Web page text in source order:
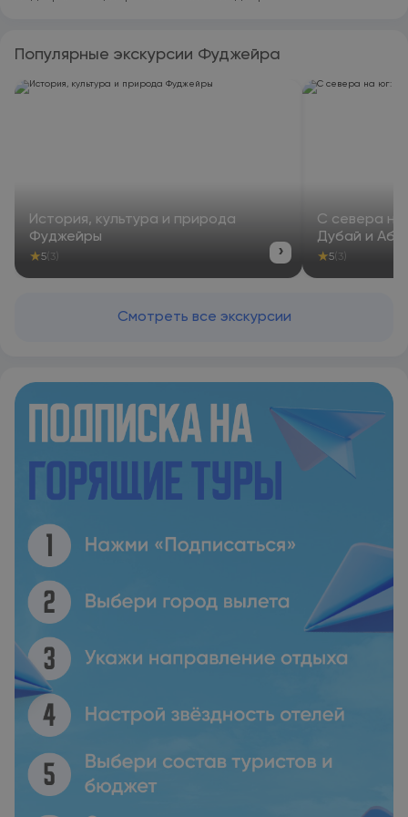
Популярные экскурсии Фуджейра
История, культура и природа
Фуджейры
★5 (3) ›
С севера на
Дубай и
★5 (3)
Смотреть все экскурсии